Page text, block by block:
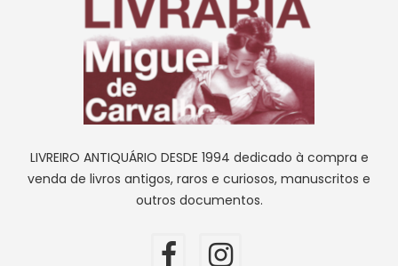
LIVREIRO ANTIQUÁRIO DESDE 1994 dedicado à compra e
venda de livros antigos, raros e curiosos, manuscritos e
outros documentos.